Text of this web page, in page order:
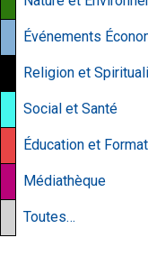
Événements
Religion et
Social et Santé
Éducation et
Médiathèque
Toutes…